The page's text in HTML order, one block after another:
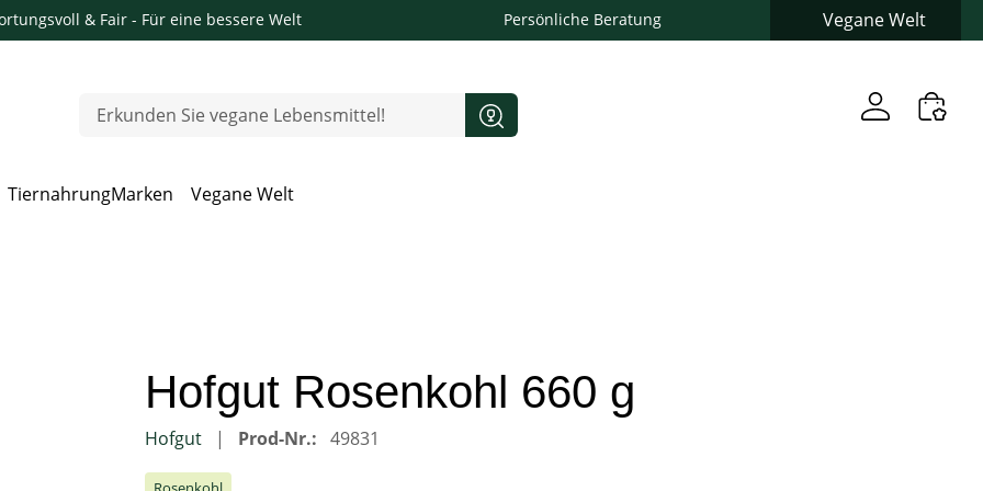
& Fair - Für eine bessere Welt Persönliche Beratung Vegane Welt
TiernahrungMarken
Vegane Welt
Hofgut Rosenkohl 660 g
Hofgut Prod-Nr.: 49831